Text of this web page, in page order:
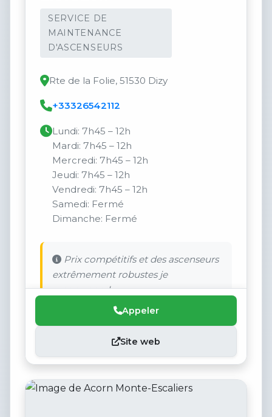
SERVICE DE
MAINTENANCE
D'ASCENSEURS
Rte de la Folie, 51530 Dizy
+33326542112
Lundi: 7h45 – 12h
Mardi: 7h45 – 12h
Mercredi: 7h45 – 12h
Jeudi: 7h45 – 12h
Vendredi: 7h45 – 12h
Samedi: Fermé
Dimanche: Fermé
Prix compétitifs et des ascenseurs
extrêmement robustes je
recommande.
Appeler
Site web